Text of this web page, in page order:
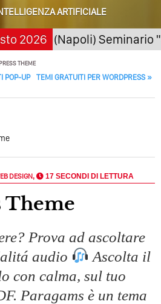
Speranza: Il Quarto Memorial
Franzese
Per Il Blog? Uno Che
Davvero
Experience (SGE)? Il Declino
Media? Siamo Nell’era Degli
Tua Azienda? Lo Decidi
Media, L’AI E I Contenuti…
Più? Contenuti Di Valore O
Social Media? Probabilmente
Peggiorerà
Comunicazione Politica? Il
Braccia Incrociate
ARTIFICIALE
2026(Napoli) Seminario
THEME
POP-UP TEMI GRATUITI PER WORDPRESS »
DESIGN, 17 SECONDI DI LETTURA
Theme
Prova ad ascoltare
audio
Ascolta il
con calma, sul tuo
Paragams è un tema